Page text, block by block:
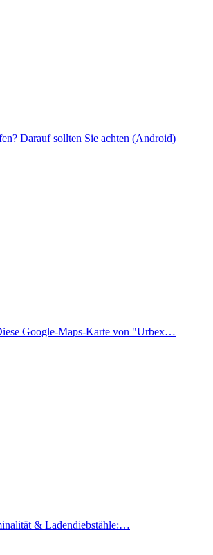
Darauf sollten Sie achten (Android)
Google-Maps-Karte von "Urbex…
& Ladendiebstähle:…